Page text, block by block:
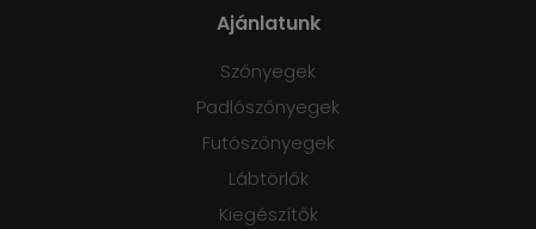
Ajánlatunk
Szőnyegek
Padlószőnyegek
Futószőnyegek
Lábtörlők
Kiegészítők